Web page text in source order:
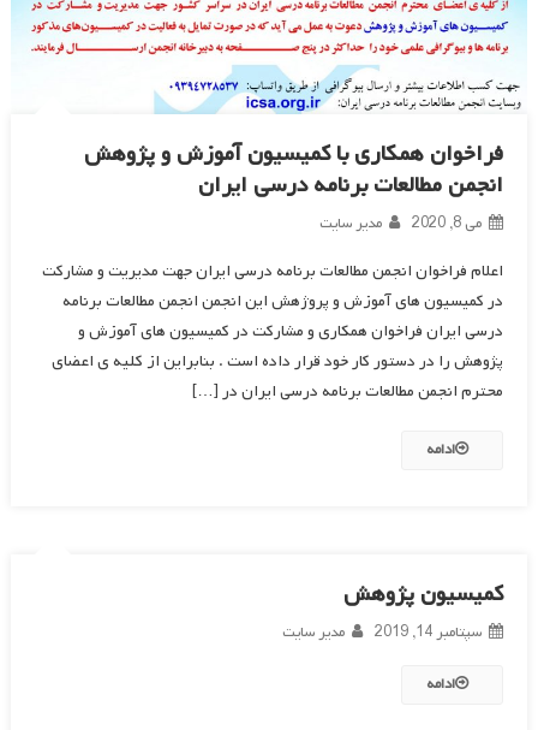
فراخوان همکاری با کمیسیون آموزش و پژوهش
انجمن مطالعات برنامه درسی ایران
می 8, 2020 مدیر سایت
اعلام فراخوان انجمن مطالعات برنامه درسی ایران جهت مدیریت و مشارکت
در کمیسیون های آموزش و پروژهش این انجمن انجمن مطالعات برنامه
درسی ایران فراخوان همکاری و مشارکت در کمیسیون های آموزش و
پژوهش را در دستور کار خود قرار داده است . بنابراین از کلیه ی اعضای
محترم انجمن مطالعات برنامه درسی ایران در […]
ادامه
کمیسیون پژوهش
سپتامبر 14, 2019 مدیر سایت
ادامه